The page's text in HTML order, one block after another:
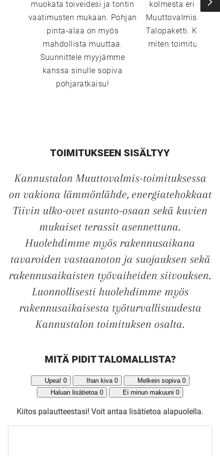
muokata toiveidesi ja tontin
vaatimusten mukaan. Pohjan
pinta-alaa on myös
mahdollista muuttaa.
Suunnittele myyjämme
kanssa sinulle sopiva
pohjaratkaisu!
kolmesta eri
Muuttovalmis,
Talopaketti. Katso
miten
TOIMITUKSEEN SISÄLTYY
Kannustalon Muuttovalmis-toimituksessa
on vakiona lämmönlähde, energiatehokkaat
Tiivin ulko-ovet asunto-osaan sekä kuvien
mukaiset terassit asennettuna.
Huolehdimme myös rakennusaikana
tavaroiden vastaanoton ja suojauksen sekä
rakennusaikaisten työvaiheiden siivouksen.
Luonnollisesti huolehdimme myös
rakennusaikaisesta työturvallisuudesta
Kannustalon toimituksen osalta.
MITÄ PIDIT TALOMALLISTA?
Upea! 0 Ihan kiva 0 Melkein sopiva 0
Haluan lisätietoa 0 Ei minun makuuni 0
Kiitos palautteestasi! Voit antaa lisätietoa alapuolella.
UUSI
UNELMISTA
KODIKSI-
TALOKIRJA ON
JULKAISTU